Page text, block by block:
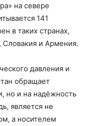
на севере
141
в таких странах,
Словакия и Армения.
давления и
обращает
но и на надёжность
является не
а носителем